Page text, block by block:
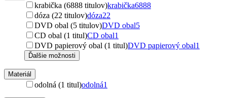
krabička (6888 titulov)krabička6888
dóza (22 titulov)dóza22
DVD obal (5 titulov)DVD obal5
CD obal (1 titul)CD obal1
DVD papierový obal (1 titul)DVD papierový obal1
Ďalšie možnosti
Materiál
odolná (1 titul)odolná1